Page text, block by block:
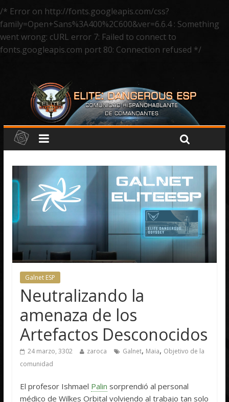
/* Error on http://fonts.googleapis.com/css?
family=Open+Sans%3A400%2C600&ver=6.6.4 : Something
went wrong: cURL error 7: Failed to connect to
fonts.googleapis.com port 80: Connection refused */
Galnet ESP
Neutralizando la
amenaza de los
Artefactos Desconocidos
24 marzo, 3302 zaroca Galnet, Maia, Objetivo de la
comunidad
El profesor Ishmael Palin sorprendió al personal
médico de Wilkes Orbital volviendo al trabajo tan solo